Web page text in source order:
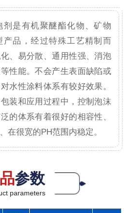
剂是有机聚醚酯化物、矿物
产品，经过特殊工艺精制而
、易分散、通用性强、消泡
性能。不会产生表面缺陷或
水性涂料体系有较好效果。
装和应用过程中，控制泡沫
的体系有着很好的相容性、
在很宽的PH范围内稳定。
参数
parameters